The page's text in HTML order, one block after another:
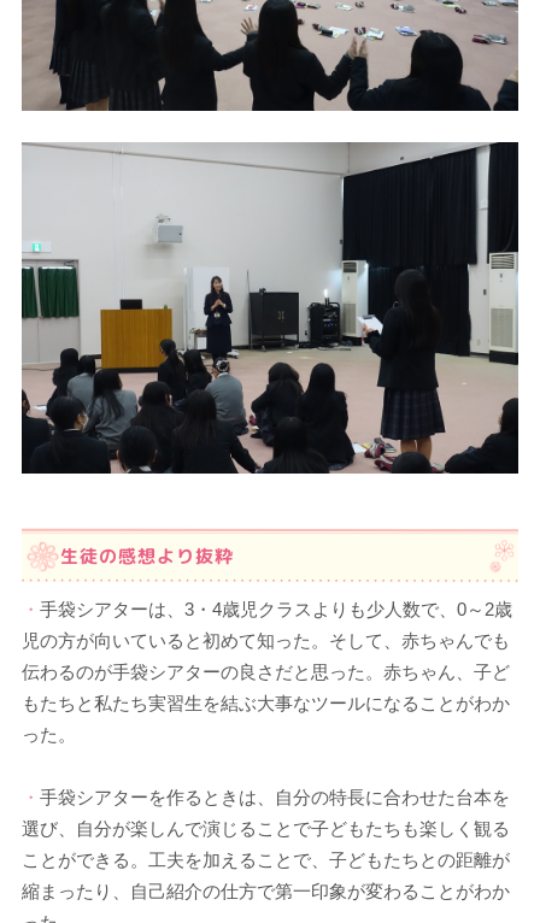
生徒の感想より抜粋
・ 手袋シアターは、3・4歳児クラスよりも少人数で、0～2歳
児の方が向いていると初めて知った。そして、赤ちゃんでも
伝わるのが手袋シアターの良さだと思った。赤ちゃん、子ど
もたちと私たち実習生を結ぶ大事なツールになることがわか
った。
・ 手袋シアターを作るときは、自分の特長に合わせた台本を
選び、自分が楽しんで演じることで子どもたちも楽しく観る
ことができる。工夫を加えることで、子どもたちとの距離が
縮まったり、自己紹介の仕方で第一印象が変わることがわか